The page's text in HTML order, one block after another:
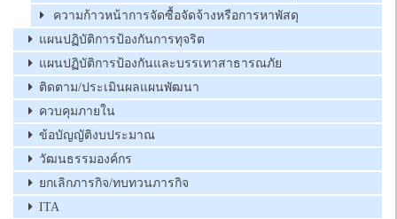
ความก้าวหน้าการจัดซื้อจัดจ้างหรือการหาพัสดุ
แผนปฏิบัติการป้องกันการทุจริต
แผนปฏิบัติการป้องกันและบรรเทาสาธารณภัย
ติดตาม/ประเมินผลแผนพัฒนา
ควบคุมภายใน
ข้อบัญญัติงบประมาณ
วัฒนธรรมองค์กร
ยกเลิกภารกิจ/ทบทวนภารกิจ
ITA